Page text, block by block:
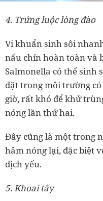
4. Trứng luộc lòng đào
Vi khuẩn sinh sôi
nấu chín hoàn toàn và
Salmonella có thể sinh
đặt trong môi trường
giờ, rất khó để khử
nóng lần thứ hai.
Đây cũng là một trong
hâm nóng lại, đặc biệt
dịch yếu.
5. Khoai tây